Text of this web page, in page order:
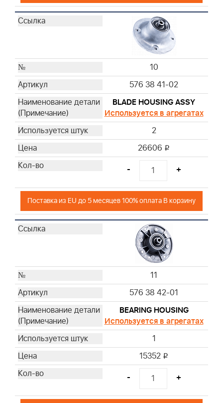
10
576 38 41-02
BLADE HOUSING ASSY
Используется в агрегатах
2
26606 i
- +
Поставка из EU до 5 месяцев 100% оплата В корзину
11
576 38 42-01
BEARING HOUSING
Используется в агрегатах
1
15352 i
- +